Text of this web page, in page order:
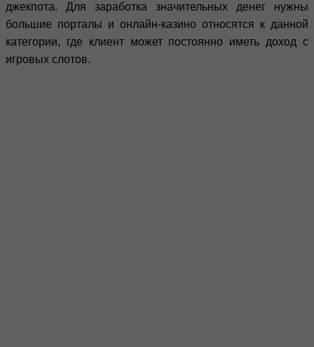
джекпота. Для заработка значительных денег нужны
большие порталы и онлайн-казино относятся к данной
категории, где клиент может постоянно иметь доход с
игровых слотов.